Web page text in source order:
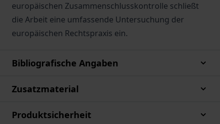
europäischen Zusammenschlusskontrolle schließt
die Arbeit eine umfassende Untersuchung der
europäischen Rechtspraxis ein.
Bibliografische Angaben
Zusatzmaterial
Produktsicherheit